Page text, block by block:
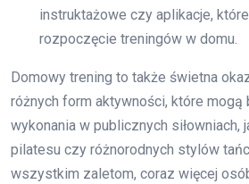
instruktażowe czy aplikacje,
rozpoczęcie treningów w domu.
Domowy trening to także świetna
różnych form aktywności, które mogą
wykonania w publicznych siłowniach,
pilatesu czy różnorodnych stylów
wszystkim zaletom, coraz więcej